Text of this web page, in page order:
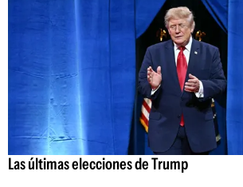
Las últimas elecciones de Trump